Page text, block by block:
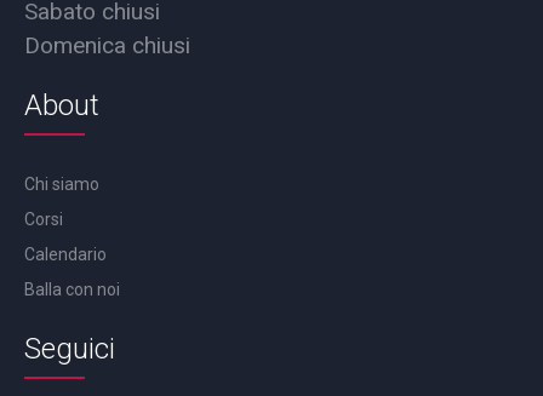
Sabato chiusi
Domenica chiusi
About
Chi siamo
Corsi
Calendario
Balla con noi
Seguici